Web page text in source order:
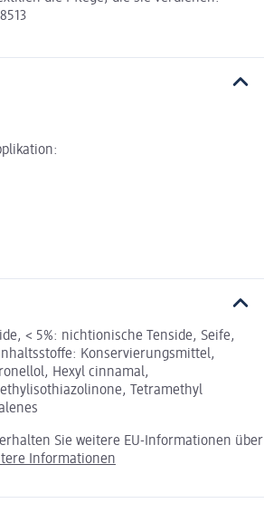
< 5%: nichtionische Tenside, Seife,
Konservierungsmittel,
Hexyl cinnamal,
Tetramethyl
Sie weitere EU-Informationen über
Informationen